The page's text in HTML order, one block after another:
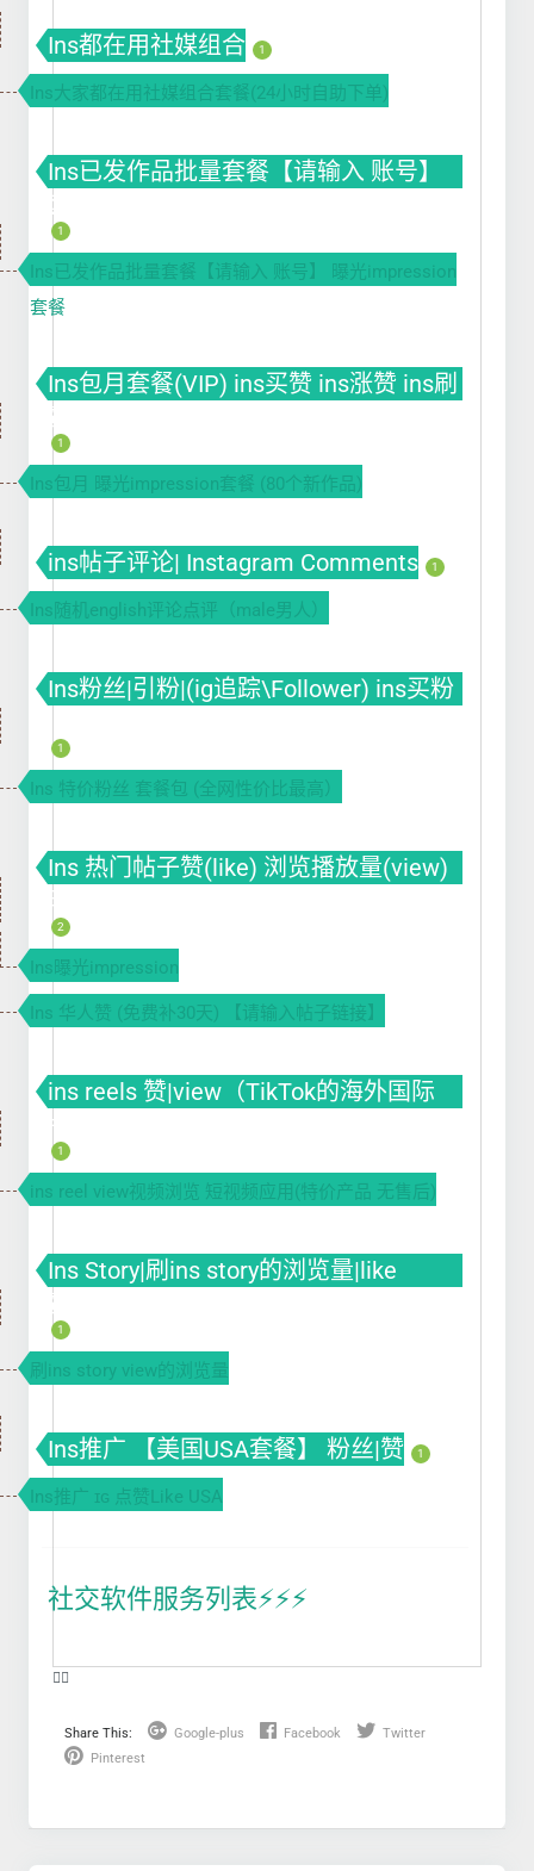
Ins都在用社媒组合 1
Ins大家都在用社媒组合套餐(24小时自助下单)
Ins已发作品批量套餐【请输入 账号】
套餐(VIP) ins买赞 ins涨赞 ins刷赞
1
Ins已发作品批量套餐【请输入 账号】 曝光impression
套餐
Ins包月套餐(VIP) ins买赞 ins涨赞 ins刷
赞
1
Ins包月 曝光impression套餐 (80个新作品)
ins帖子评论| Instagram Comments 1
Ins随机english评论点评（male男人）
Ins粉丝|引粉|(ig追踪\Follower) ins买粉
1
Ins 特价粉丝 套餐包 (全网性价比最高）
Ins 热门帖子赞(like) 浏览播放量(view)
曝光(impression)
2
Ins曝光impression
Ins 华人赞 (免费补30天) 【请输入帖子链接】
ins reels 赞|view（TikTok的海外国际
版）
1
ins reel view视频浏览 短视频应用(特价产品 无售后)
Ins Story|刷ins story的浏览量|like
赞|impression曝光|投票Poll
1
刷ins story view的浏览量
Ins推广 【美国USA套餐】 粉丝|赞 1
Ins推广 ɪɢ 点赞Like USA
社交软件服务列表⚡️⚡️⚡️
❤️‍🔥
Share This: Google-plus Facebook
Twitter
Pinterest